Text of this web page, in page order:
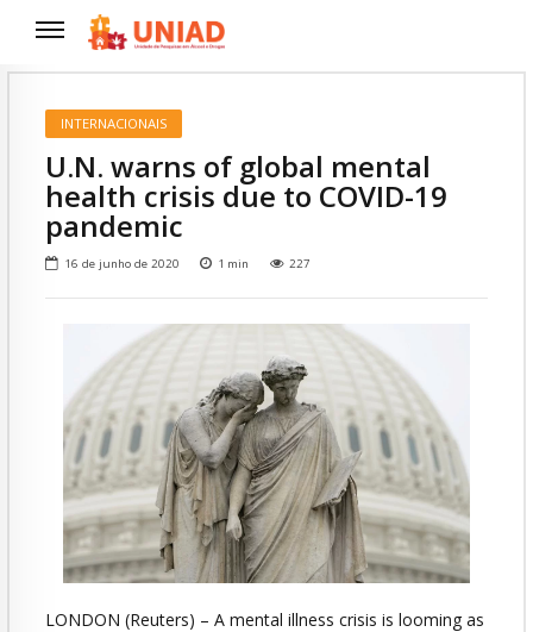
INTERNACIONAIS
U.N. warns of global mental
health crisis due to COVID-19
pandemic
16 de junho de 2020 1 min 227
LONDON (Reuters) – A mental illness crisis is looming as